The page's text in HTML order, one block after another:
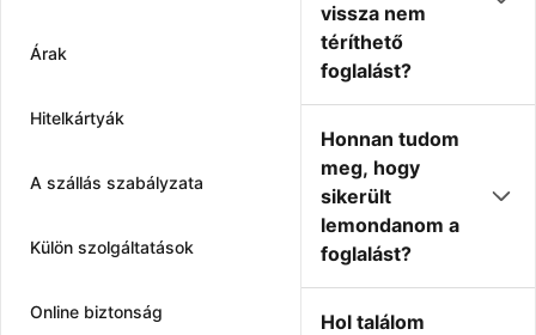
Árak
Hitelkártyák
A szállás szabályzata
Külön szolgáltatások
Online biztonság
vissza nem
téríthető
foglalást?
Honnan tudom
meg, hogy
sikerült
lemondanom a
foglalást?
Hol találom